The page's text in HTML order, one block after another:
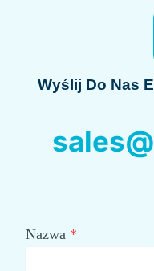
Wyślij Do Nas
Nazwa *